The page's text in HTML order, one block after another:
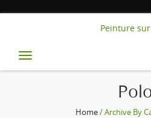
Peinture
Toggle
navigation
Home/ Archive By